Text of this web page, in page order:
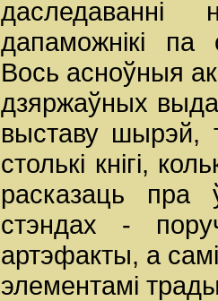
дапаможнікі па
Вось асноўныя
дзяржаўных
выставу шырэй,
столькі кнігі,
расказаць пра
стэндах -
артэфакты, а
элементамі